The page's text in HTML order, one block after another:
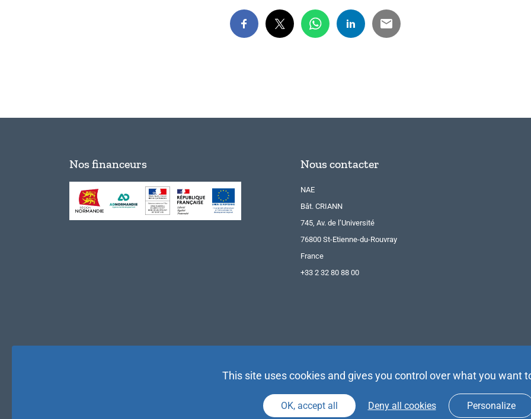
Nos financeurs Nous contacter
NAE
Bât. CRIANN
745, Av. de l’Université
76800 St-Etienne-du-Rouvray
France
+33 2 32 80 88 00
This site uses cookies and gives you control over what you want
OK, accept all Deny all cookies Personalize